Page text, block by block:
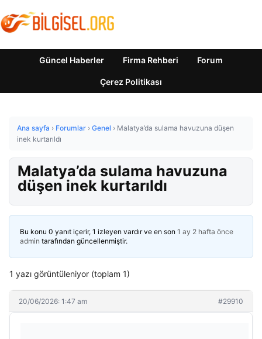
Güncel Haberler Firma Rehberi Forum
Çerez Politikası
Ana sayfa › Forumlar › Genel › Malatya’da sulama havuzuna düşen
inek kurtarıldı
Malatya’da sulama havuzuna
düşen inek kurtarıldı
Bu konu 0 yanıt içerir, 1 izleyen vardır ve en son 1 ay 2 hafta önce
admin tarafından güncellenmiştir.
1 yazı görüntüleniyor (toplam 1)
20/06/2026: 1:47 am #29910